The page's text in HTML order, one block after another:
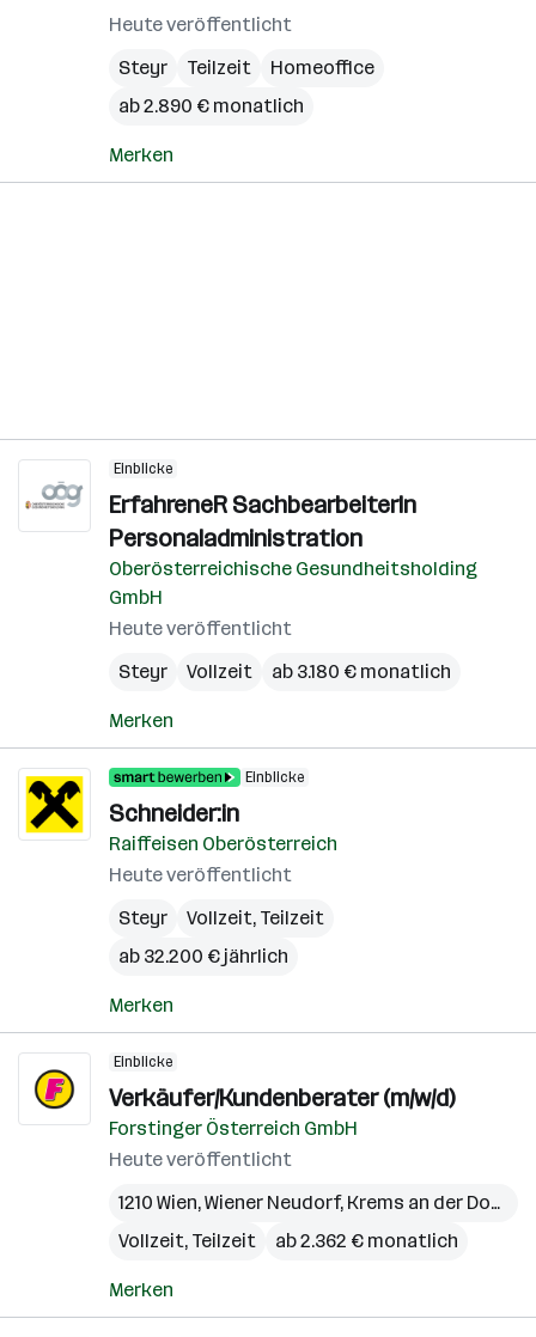
Heute veröffentlicht
Steyr
Teilzeit
Homeoffice
ab 2.890 € monatlich
Merken
Einblicke
ErfahreneR SachbearbeiterIn
Personaladministration
Oberösterreichische Gesundheitsholding
GmbH
Heute veröffentlicht
Steyr
Vollzeit ab 3.180 € monatlich
Merken
Einblicke
Schneider:in
Raiffeisen Oberösterreich
Heute veröffentlicht
Steyr
Vollzeit, Teilzeit
ab 32.200 € jährlich
Merken
Einblicke
Verkäufer/Kundenberater (m/w/d)
Forstinger Österreich GmbH
Heute veröffentlicht
1210 Wien,Wiener Neudorf, Krems an der Donau
Vollzeit, Teilzeit
ab 2.362 € monatlich
Merken